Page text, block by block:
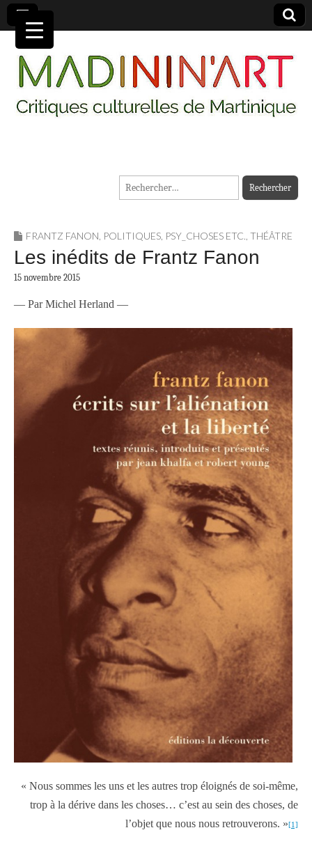
MADININ'ART
Rechercher :
FRANTZ FANON, POLITIQUES, PSY_CHOSES ETC., THÉÂTRE
Les inédits de Frantz Fanon
15 novembre 2015
— Par Michel Herland —
« Nous sommes les uns et les autres trop éloignés de soi-même,
trop à la dérive dans les choses… c’est au sein des choses, de
l’objet que nous nous retrouverons. »[1]